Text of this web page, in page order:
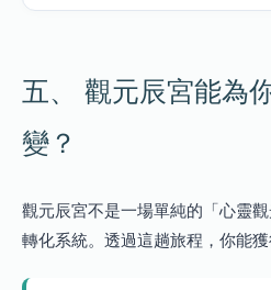
五、 觀元辰宮能為
變？
觀元辰宮不是一場單純的「心靈
轉化系統。透過這趟旅程，你能獲